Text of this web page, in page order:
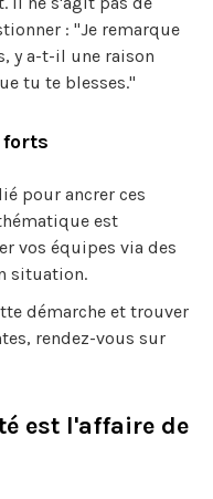
: "Je remarque
y a-t-il une raison
tu te blesses."
forts
pour ancrer ces
est
vos équipes via des
situation.
démarche et trouver
rendez-vous sur
est l'affaire de